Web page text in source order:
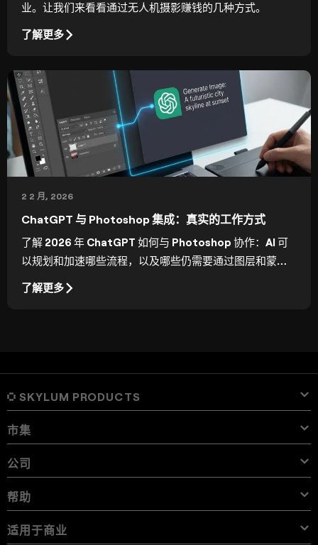
业。让我们来看看通过无人机摄影赚钱的几种方式。
了解更多
2 2 月, 2026
ChatGPT 与 Photoshop 集成：真实的工作方式
了解 2026 年 ChatGPT 如何与 Photoshop 协作：AI 可
以规划和加速哪些流程，以及哪些仍需要通过图层和蒙版
手动编辑。
了解更多
SKYLUM PRODUCTS
Luminar Neo
价格
特点
专业工具
用例
Overview
Luminar for iPad
Luminar for iPhone
Luminar for Vision Pro
Aperty
Overview
价格
Aperty User Guide
Online Tools
Online Editor
Color Palette
市集
预设
Lightroom Presets
Luminar Neo Bundles
LUTs
Luminar Neo LUTs
叠加
公司
关于Skylum
Careers
帮助
联系支持
适用于商业